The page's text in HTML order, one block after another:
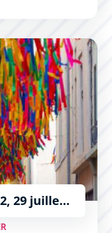
Piétonne
29 juillet
19h à 22h